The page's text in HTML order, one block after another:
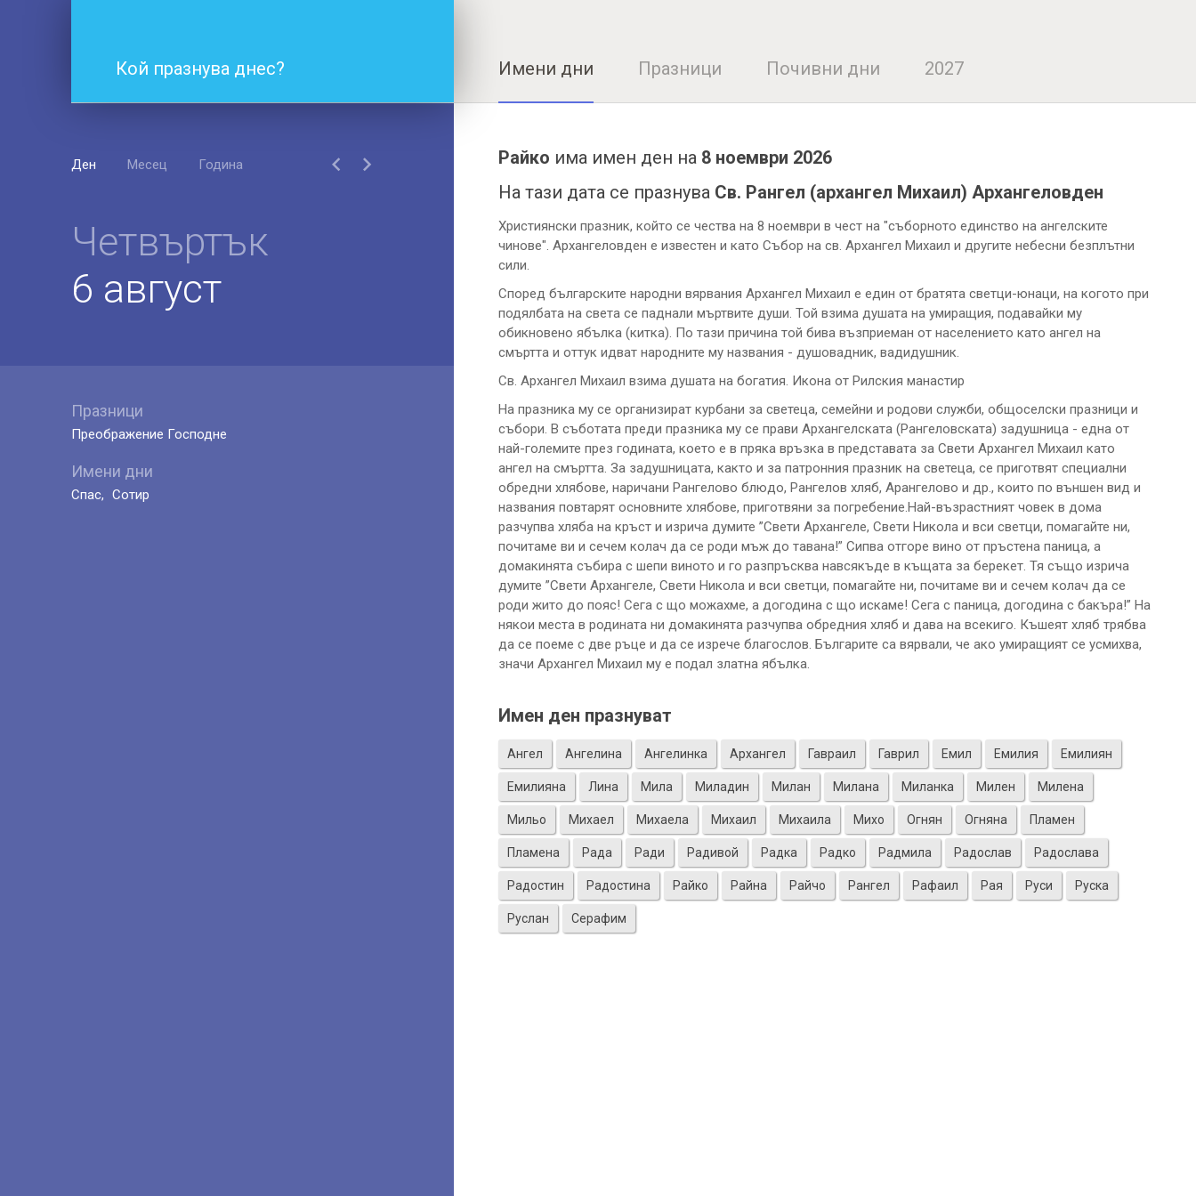
Кой празнува днес? Имени дни Празници Почивни дни 2027
Ден Месец Година
Четвъртък
6 август
Празници
Преображение Господне
Имени дни
Спас Сотир
Райко има имен ден на 8 ноември 2026
На тази дата се празнува Св. Рангел (архангел Михаил) Архангеловден
Християнски празник, който се чества на 8 ноември в чест на "съборното единство на ангелските
чинове". Архангеловден е известен и като Събор на св. Архангел Михаил и другите небесни безплътни
сили.
Според българските народни вярвания Архангел Михаил е един от братята светци-юнаци, на когото при
подялбата на света се паднали мъртвите души. Той взима душата на умиращия, подавайки му
обикновено ябълка (китка). По тази причина той бива възприеман от населението като ангел на
смъртта и оттук идват народните му названия - душовадник, вадидушник.
Св. Архангел Михаил взима душата на богатия. Икона от Рилския манастир
На празника му се организират курбани за светеца, семейни и родови служби, общоселски празници и
събори. В съботата преди празника му се прави Архангелската (Рангеловската) задушница - една от
най-големите през годината, което е в пряка връзка в представата за Свети Архангел Михаил като
ангел на смъртта. За задушницата, както и за патронния празник на светеца, се приготвят специални
обредни хлябове, наричани Рангелово блюдо, Рангелов хляб, Арангелово и др., които по външен вид и
названия повтарят основните хлябове, приготвяни за погребение.Най-възрастният човек в дома
разчупва хляба на кръст и изрича думите ”Свети Архангеле, Свети Никола и вси светци, помагайте ни,
почитаме ви и сечем колач да се роди мъж до тавана!” Сипва отгоре вино от пръстена паница, а
домакинята събира с шепи виното и го разпръсква навсякъде в къщата за берекет. Тя също изрича
думите ”Свети Архангеле, Свети Никола и вси светци, помагайте ни, почитаме ви и сечем колач да се
роди жито до пояс! Сега с що можахме, а догодина с що искаме! Сега с паница, догодина с бакъра!” На
някои места в родината ни домакинята разчупва обредния хляб и дава на всекиго. Къшеят хляб трябва
да се поеме с две ръце и да се изрече благослов. Българите са вярвали, че ако умиращият се усмихва,
значи Архангел Михаил му е подал златна ябълка.
Имен ден празнуват
Ангел Ангелина Ангелинка Архангел Гавраил Гаврил Емил Емилия Емилиян
Емилияна Лина Мила Миладин Милан Милана Миланка Милен Милена
Мильо Михаел Михаела Михаил Михаила Михо Огнян Огняна Пламен
Пламена Рада Ради Радивой Радка Радко Радмила Радослав Радослава
Радостин Радостина Райко Райна Райчо Рангел Рафаил Рая Руси Руска
Руслан Серафим